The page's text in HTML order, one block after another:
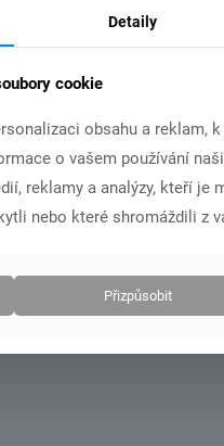
Detaily
cookie
obsahu a reklam,
o vašem používání
reklamy a analýzy, kteří je
nebo které shromáždili z
Přizpůsobit